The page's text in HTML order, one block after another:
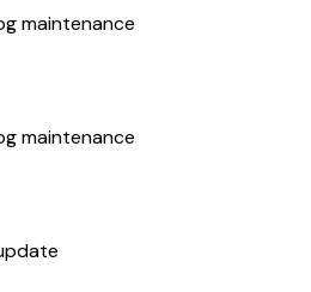
maintenance
maintenance